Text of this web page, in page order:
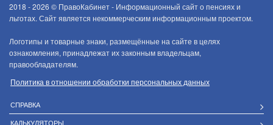
2018 - 2026 © ПравоКабинет - Информационный сайт о пенсиях и
льготах. Сайт является некоммерческим информационным проектом.
Логотипы и товарные знаки, размещённые на сайте в целях
ознакомления, принадлежат их законным владельцам,
правообладателям.
Политика в отношении обработки персональных данных
СПРАВКА
КАЛЬКУЛЯТОРЫ